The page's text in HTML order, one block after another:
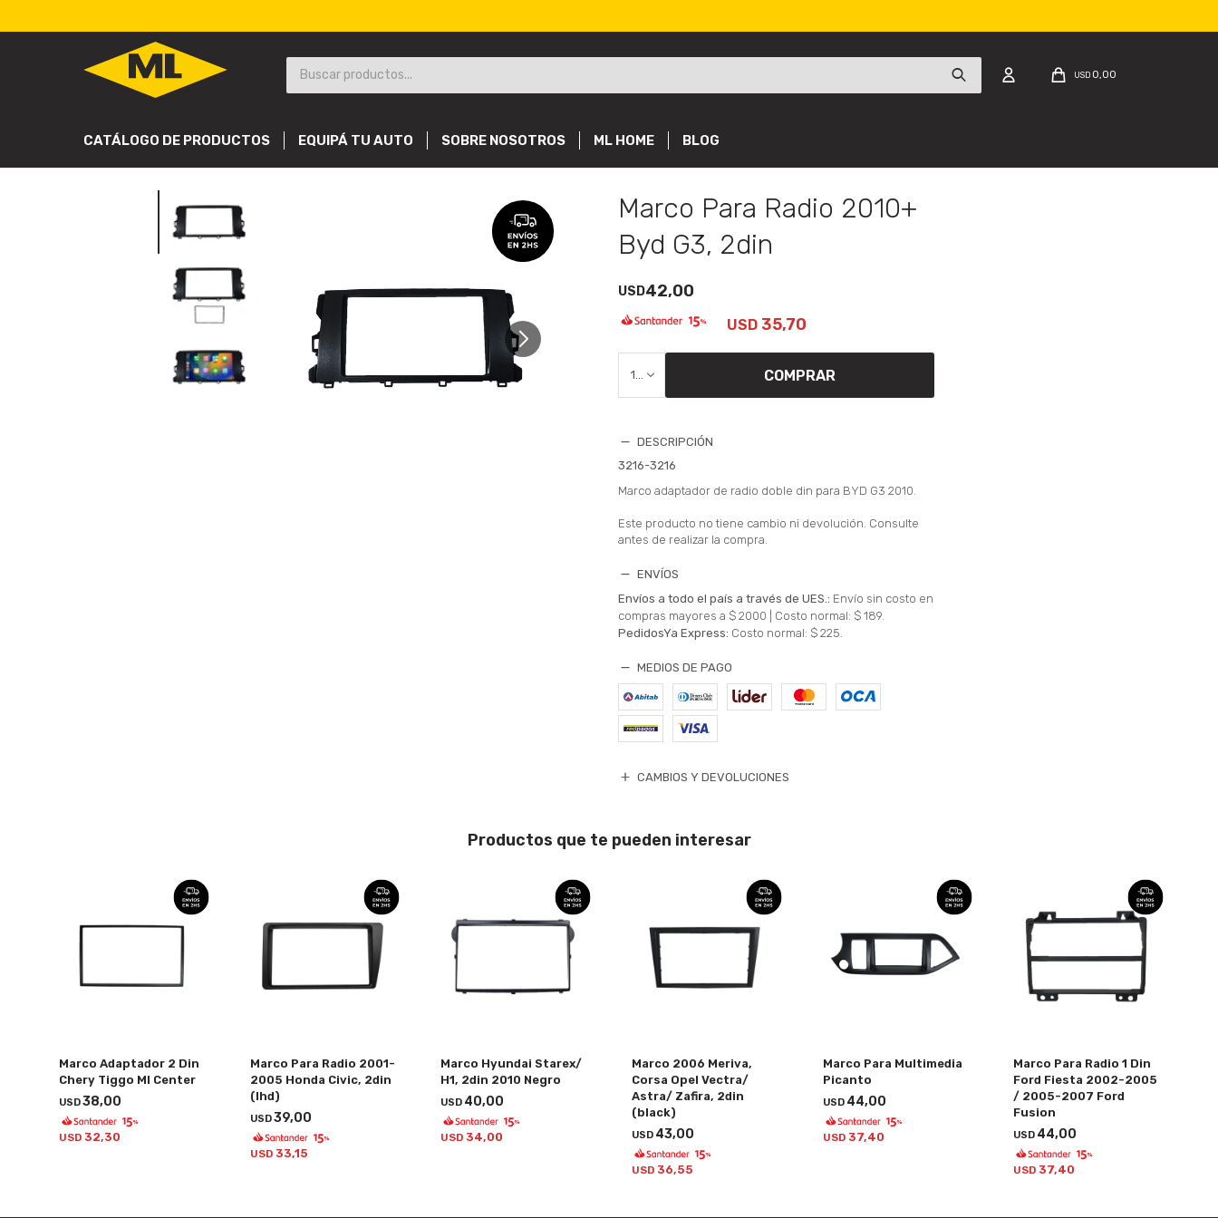
CATÁLOGO DE PRODUCTOS EQUIPÁ TU AUTO SOBRE NOSOTROS ML HOME BLOG
USD 0,00
Marco Para Radio 2010+
Byd G3, 2din
USD42,00
USD 35,70
COMPRAR
DESCRIPCIÓN
3216-3216
Marco adaptador de radio doble din para BYD G3 2010.
Este producto no tiene cambio ni devolución. Consulte
antes de realizar la compra.
ENVÍOS
Envíos a todo el país a través de UES.: Envío sin costo en
compras mayores a $ 2000 | Costo normal: $ 189.
PedidosYa Express: Costo normal: $ 225.
MEDIOS DE PAGO
CAMBIOS Y DEVOLUCIONES
Productos que te pueden interesar
Marco Adaptador 2 Din
Chery Tiggo Ml Center
USD38,00
USD 32,30
Marco Para Radio 2001-
2005 Honda Civic, 2din
(lhd)
USD39,00
USD 33,15
Marco Hyundai Starex/
H1, 2din 2010 Negro
USD 40,00
USD 34,00
Marco 2006 Meriva,
Corsa Opel Vectra/
Astra/ Zafira, 2din
(black)
USD 43,00
USD 36,55
Marco Para Multimedia
Picanto
USD 44,00
USD 37,40
Marco Para Radio 1 Din
Ford Fiesta 2002-2005
/ 2005-2007 Ford
Fusion
USD 44,00
USD 37,40